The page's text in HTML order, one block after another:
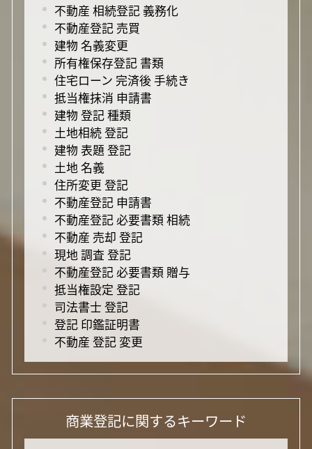
不動産 相続登記 義務化
不動産登記 売買
建物 名義変更
所有権保存登記 書類
住宅ローン 完済後 手続き
抵当権抹消 申請書
建物 登記 種類
土地相続 登記
建物 表題 登記
土地 名義
住所変更 登記
不動産登記 申請書
不動産登記 必要書類 相続
不動産 売却 登記
現地 調査 登記
不動産登記 必要書類 贈与
抵当権設定 登記
司法書士 登記
登記 印鑑証明書
不動産 登記 変更
商業登記に関するキーワード